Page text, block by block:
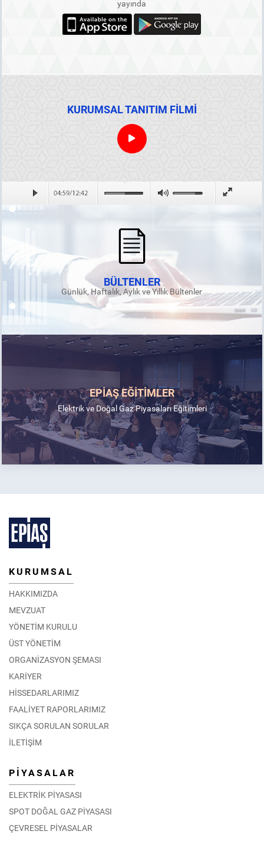
yayında
KURUMSAL TANITIM FİLMİ
BÜLTENLER
Günlük, Haftalık, Aylık ve Yıllık Bültenler
EPİAŞ EĞİTİMLER
Elektrik ve Doğal Gaz Piyasaları Eğitimleri
KURUMSAL
HAKKIMIZDA
MEVZUAT
YÖNETİM KURULU
ÜST YÖNETİM
ORGANİZASYON ŞEMASI
KARİYER
HİSSEDARLARIMIZ
FAALİYET RAPORLARIMIZ
SIKÇA SORULAN SORULAR
İLETİŞİM
PİYASALAR
ELEKTRİK PİYASASI
SPOT DOĞAL GAZ PİYASASI
ÇEVRESEL PİYASALAR